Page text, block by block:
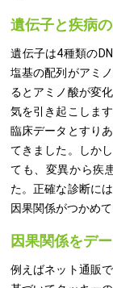
遺伝子と疾病
遺伝子は4種類の
塩基の配列がアミ
るとアミノ酸が変
気を引き起こしま
臨床データとすり
てきました。しか
ても、変異から疾
た。正確な診断に
因果関係がつかめ
因果関係をデ
例えばネット通販